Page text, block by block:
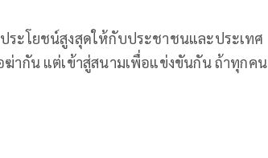
ระโยชน์สูงสุดให้กับประชาชนและประเทศ
ฆ่ากัน แต่เข้าสู่สนามเพื่อแข่งขันกัน ถ้าทุกคน